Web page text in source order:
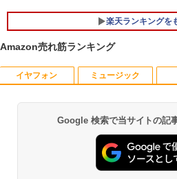
楽天ランキングを
1
道路橋示方書
人 日本道路
Amazon売れ筋ランキング
イヤフォン
Anker
全ワイヤレスイ
セリング 3.5 /
間再生 / コンパ
5 防塵防水位規
ミュージック
BRUCE
[Explicit]
￥250
by Amazon 天然
富士山の天然水
ウォーター ペッ
ットル (Smart
薬屋のひとりご
ンガンコミック
￥770
Google 検索で当サイトの記